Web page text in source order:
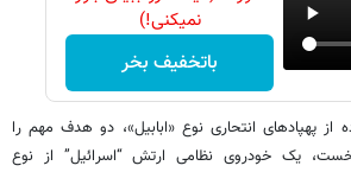
نمیکنی!)
باتخفیف بخر
از پهپادهای انتحاری نوع «ابابیل»، دو هدف مهم را
یک خودروی نظامی ارتش “اسرائیل” از نوع